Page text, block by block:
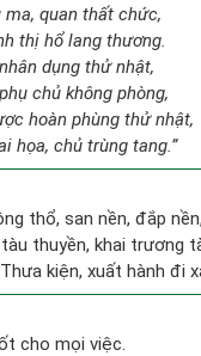
quan thất chức,
thị hổ lang thương.
dụng thử nhật,
chủ không phòng,
hoàn phùng thử nhật,
họa, chủ trùng tang.”
thổ, san nền, đắp
thuyền, khai trương
kiện, xuất hành đi
cho mọi việc.